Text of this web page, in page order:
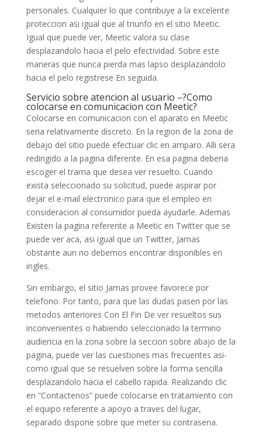
personales. Cualquier lo que contribuye a la excelente
proteccion asi igual que al triunfo en el sitio Meetic.
Igual que puede ver, Meetic valora su clase
desplazandolo hacia el pelo efectividad. Sobre este
maneras que nunca pierda mas lapso desplazandolo
hacia el pelo registrese En seguida.
Servicio sobre atencion al usuario –?Como
colocarse en comunicacion con Meetic?
Colocarse en comunicacion con el aparato en Meetic
seria relativamente discreto. En la region de la zona de
debajo del sitio puede efectuar clic en amparo. Alli sera
redirigido a la pagina diferente. En esa pagina deberia
escoger el trama que desea ver resuelto. Cuando
exista seleccionado su solicitud, puede aspirar por
dejar el e-mail electronico para que el empleo en
consideracion al consumidor pueda ayudarle. Ademas
Existen la pagina referente a Meetic en Twitter que se
puede ver aca, asi igual que un Twitter, Jamas
obstante aun no debemos encontrar disponibles en
ingles.
Sin embargo, el sitio Jamas provee favorece por
telefono. Por tanto, para que las dudas pasen por las
metodos anteriores Con El Fin De ver resueltos sus
inconvenientes o habiendo seleccionado la termino
audiencia en la zona sobre la seccion sobre abajo de la
pagina, puede ver las cuestiones mas frecuentes asi­
como igual que se resuelven sobre la forma sencilla
desplazandolo hacia el cabello rapida. Realizando clic
en “Contactenos” puede colocarse en tratamiento con
el equipo referente a apoyo a traves del lugar,
separado dispone sobre que meter su contrasena.